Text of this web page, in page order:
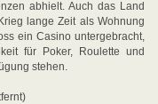
abhielt. Auch das Land
lange Zeit als Wohnung
ein Casino untergebracht,
für Poker, Roulette und
stehen.